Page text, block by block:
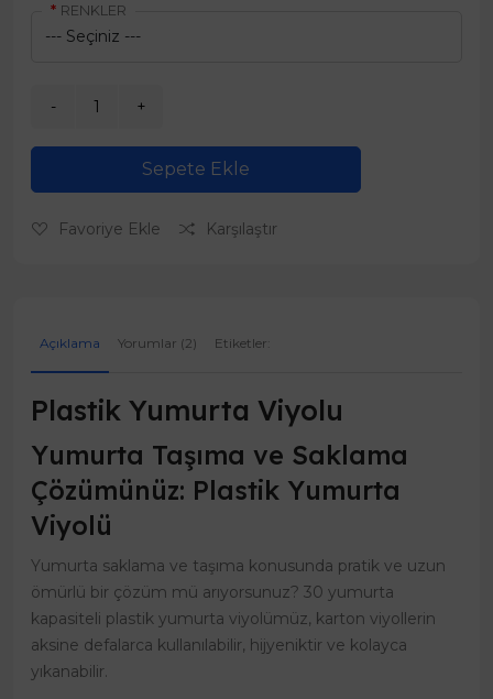
RENKLER
Sepete Ekle
Favoriye Ekle Karşılaştır
Açıklama Yorumlar (2) Etiketler:
Plastik Yumurta Viyolu
Yumurta Taşıma ve Saklama
Çözümünüz: Plastik Yumurta
Viyolü
Yumurta saklama ve taşıma konusunda pratik ve uzun
ömürlü bir çözüm mü arıyorsunuz? 30 yumurta
kapasiteli plastik yumurta viyolümüz, karton viyollerin
aksine defalarca kullanılabilir, hijyeniktir ve kolayca
yıkanabilir.